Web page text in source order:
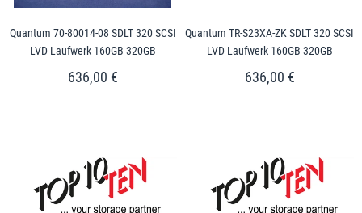
Quantum 70-80014-08 SDLT 320 SCSI
LVD Laufwerk 160GB 320GB
636,00 €
Quantum TR-S23XA-ZK SDLT 320 SCSI
LVD Laufwerk 160GB 320GB
636,00 €